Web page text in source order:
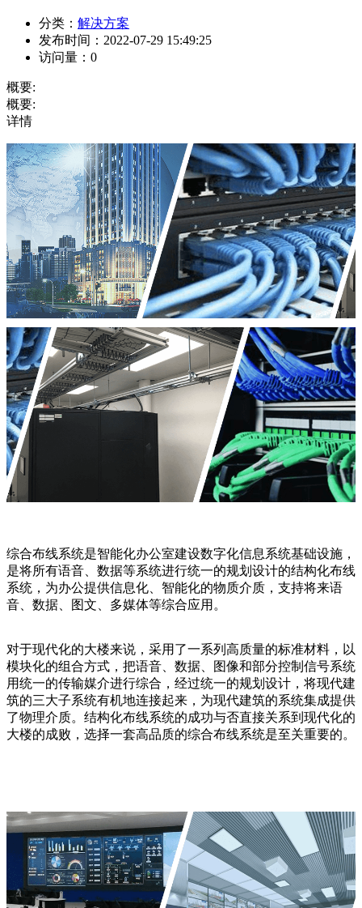
分类： 解决方案
发布时间： 2022-07-29 15:49:25
访问量： 0
概要:
概要:
详情
综合布线系统是智能化办公室建设数字化信息系统基础设施，
是将所有语音、数据等系统进行统一的规划设计的结构化布线
系统，为办公提供信息化、智能化的物质介质，支持将来语
音、数据、图文、多媒体等综合应用。
对于现代化的大楼来说，采用了一系列高质量的标准材料，以
模块化的组合方式，把语音、数据、图像和部分控制信号系统
用统一的传输媒介进行综合，经过统一的规划设计，将现代建
筑的三大子系统有机地连接起来，为现代建筑的系统集成提供
了物理介质。结构化布线系统的成功与否直接关系到现代化的
大楼的成败，选择一套高品质的综合布线系统是至关重要的。